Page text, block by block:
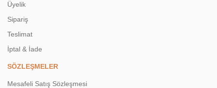
Üyelik
Sipariş
Teslimat
İptal & İade
SÖZLEŞMELER
Mesafeli Satış Sözleşmesi